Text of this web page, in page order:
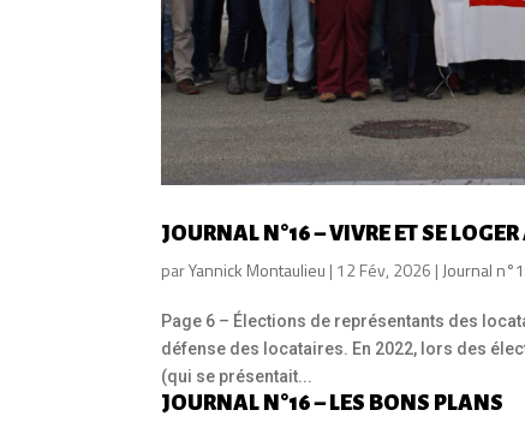
JOURNAL N°16 – VIVRE ET SE
parYannick Montaulieu | 12 Fév, 2026 | Journal
Page 6 – Élections de représentants des
défense des locataires. En 2022, lors des
(qui se présentait...
JOURNAL N°16 – LES BONS PLANS